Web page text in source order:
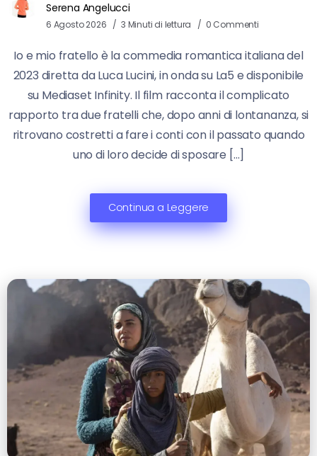
Serena Angelucci
6 Agosto 2026 3 Minuti di lettura 0 Commenti
Io e mio fratello è la commedia romantica italiana del
2023 diretta da Luca Lucini, in onda su La5 e disponibile
su Mediaset Infinity. Il film racconta il complicato
rapporto tra due fratelli che, dopo anni di lontananza, si
ritrovano costretti a fare i conti con il passato quando
uno di loro decide di sposare […]
Continua a Leggere